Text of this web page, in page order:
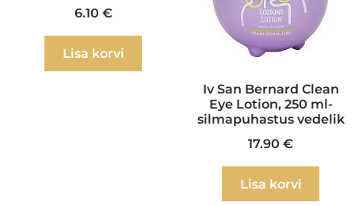
6.10 €
Lisa korvi
Iv San Bernard Clean
Eye Lotion, 250 ml-
silmapuhastus vedelik
17.90 €
Lisa korvi